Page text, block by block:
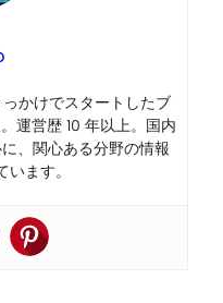
かけでスタートしたブ
運営歴 10 年以上。国内
、関心ある分野の情報
ます。